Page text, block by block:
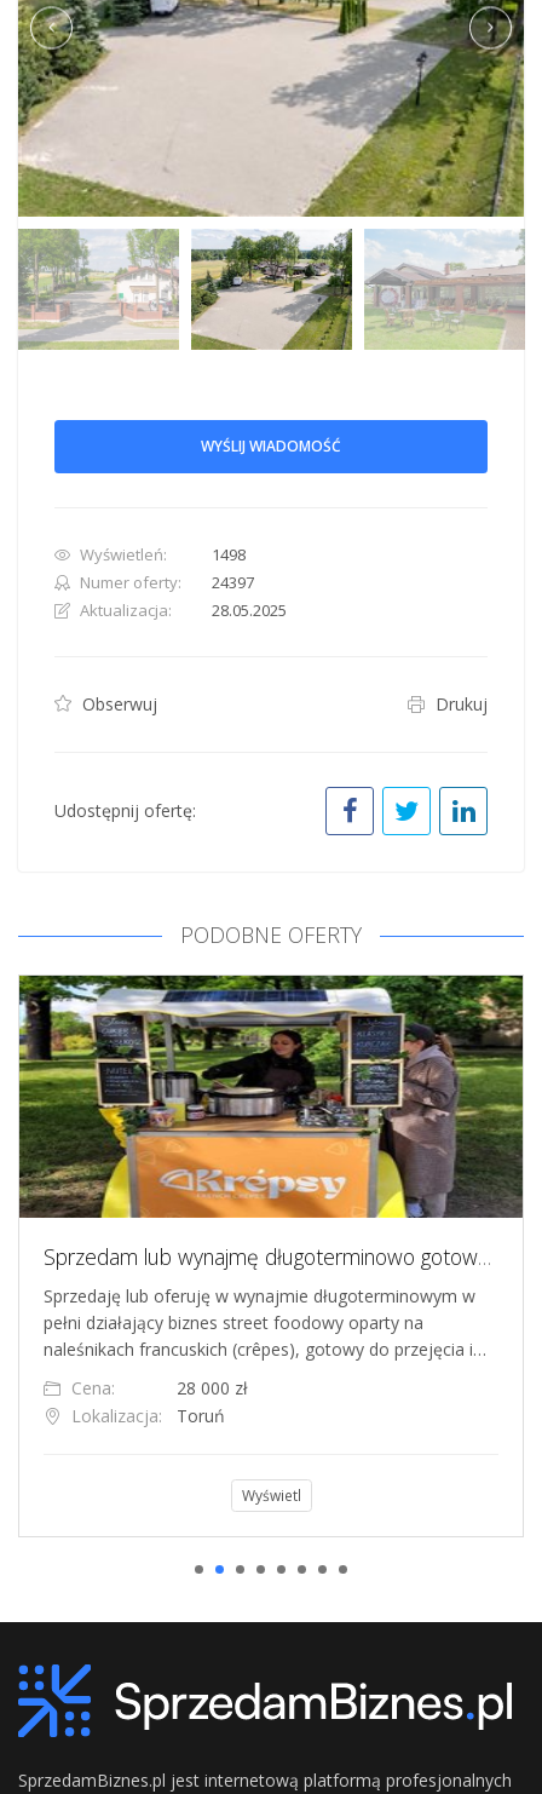
WYŚLIJ WIADOMOŚĆ
Wyświetleń:
1498
Numer oferty:
24397
Aktualizacja:
28.05.2025
Obserwuj Drukuj
Udostępnij ofertę:
PODOBNE OFERTY
Sprzedam lub wynajmę długoterminowo gotowy biznes gastronomiczny. Mobilny rower elektryczny z naleśnikami francuskimi Crepe Bike
Sprzedaję lub oferuję w wynajmie długoterminowym w
pełni działający biznes street foodowy oparty na
naleśnikach francuskich (crêpes), gotowy do przejęcia i…
Cena:
28 000 zł
Lokalizacja:
Toruń
Wyświetl
SprzedamBiznes.pl jest internetową platformą profesjonalnych